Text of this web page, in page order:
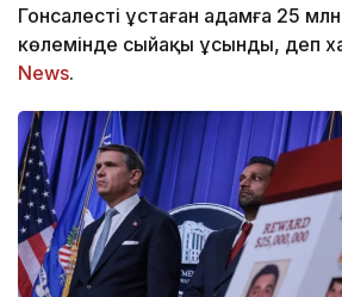
Гонсалесті ұстаған адамға 25
көлемінде сыйақы ұсынды, деп
News.